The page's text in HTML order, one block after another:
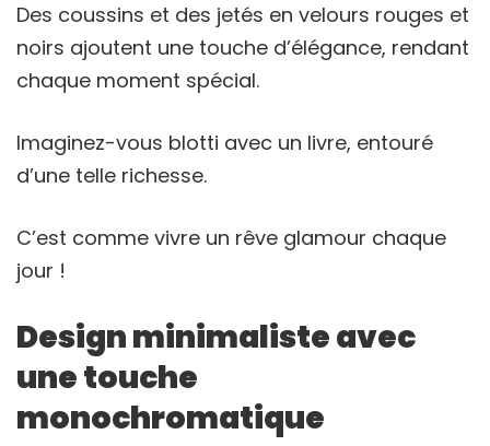
Des coussins et des jetés en velours rouges et
noirs ajoutent une touche d’élégance, rendant
chaque moment spécial.
Imaginez-vous blotti avec un livre, entouré
d’une telle richesse.
C’est comme vivre un rêve glamour chaque
jour !
Design minimaliste avec
une touche
monochromatique